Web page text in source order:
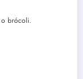
o brócoli.